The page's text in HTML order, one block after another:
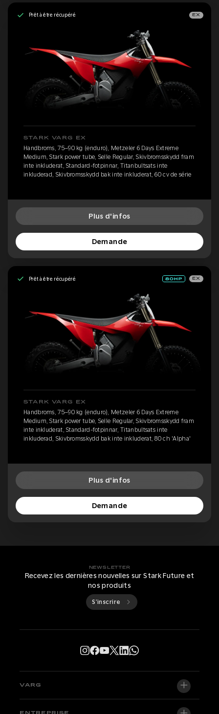
Prêt à être récupéré EX
STARK VARG EX
Handbroms, 75–90 kg (enduro), Metzeler 6 Days Extreme
Medium, Stark power tube, Selle Regular, Skivbromsskydd fram
inte inkluderat, Standard-fotpinnar, Titanbultsats inte
inkluderad, Skivbromsskydd bak inte inkluderat, 60 cv de série
Plus d'infos
Demande
Prêt à être récupéré EX
STARK VARG EX
Handbroms, 75–90 kg (enduro), Metzeler 6 Days Extreme
Medium, Stark power tube, Selle Regular, Skivbromsskydd fram
inte inkluderat, Standard-fotpinnar, Titanbultsats inte
inkluderad, Skivbromsskydd bak inte inkluderat, 80 ch 'Alpha'
Plus d'infos
Demande
NEWSLETTER
Recevez les dernières nouvelles sur Stark Future et
nos produits
S’inscrire
VARG